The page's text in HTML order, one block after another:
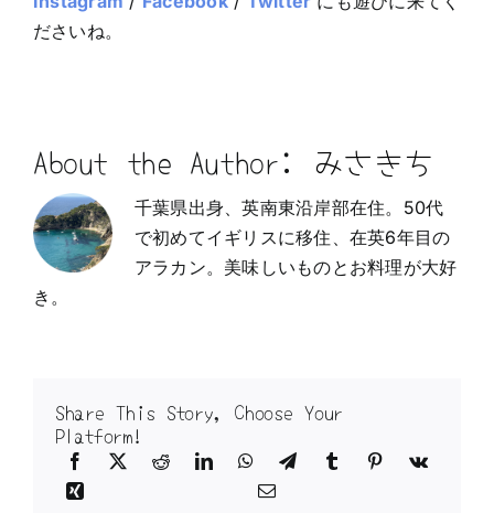
ださいね。
About the Author: みさきち
千葉県出身、英南東沿岸部在住。50代
で初めてイギリスに移住、在英6年目の
アラカン。美味しいものとお料理が大好
き。
Share This Story, Choose Your
Platform!